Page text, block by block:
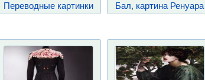
Переводные картинки Бал, картина Ренуара